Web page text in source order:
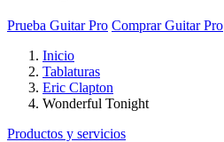
Prueba Guitar Pro Comprar Guitar Pro
Inicio
Tablaturas
Eric Clapton
Wonderful Tonight
Productos y servicios